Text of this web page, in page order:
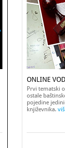
ONLINE
Prvi tematski
ostale
pojedine
književnika.